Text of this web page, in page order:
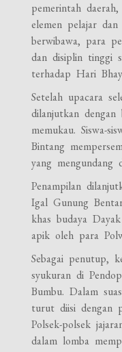
pemerintah
elemen pelajar
berwibawa, para
dan disiplin tinggi
terhadap Hari
Setelah upacara
dilanjutkan dengan
memukau. Siswa-
Bintang
yang mengundang
Penampilan
Igal Gunung
khas budaya
apik oleh para
Sebagai penutup,
syukuran di
Bumbu. Dalam
turut diisi dengan
Polsek-polsek
dalam lomba